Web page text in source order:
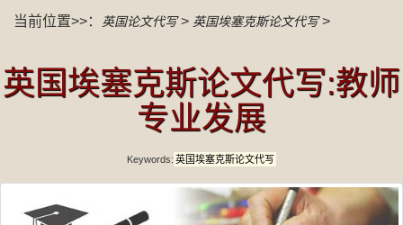
当前位置>>： 英国论文代写> 英国埃塞克斯论文代写>
英国埃塞克斯论文代写:教师
专业发展
Keywords: 英国埃塞克斯论文代写